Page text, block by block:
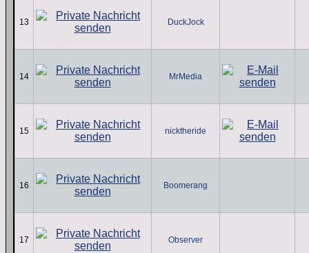
13 DuckJock
14 MrMedia
15 nicktheride
16 Boomerang
17 Observer